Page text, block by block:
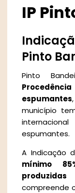
IP
Pinto
Pinto
espumantes
município
espumantes.
A Indicação
mínimo
compreende